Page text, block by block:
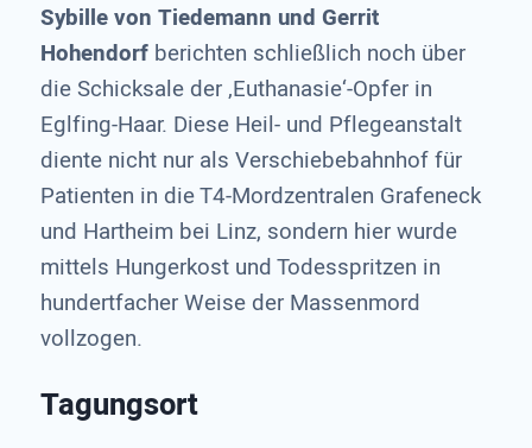
Sybille von Tiedemann und Gerrit
Hohendorfberichten schließlich noch über
die Schicksale der ‚Euthanasie‘-Opfer in
Eglfing-Haar. Diese Heil- und Pflegeanstalt
diente nicht nur als Verschiebebahnhof für
Patienten in die T4-Mordzentralen Grafeneck
und Hartheim bei Linz, sondern hier wurde
mittels Hungerkost und Todesspritzen in
hundertfacher Weise der Massenmord
vollzogen.
Tagungsort